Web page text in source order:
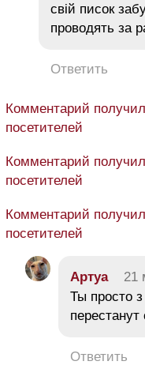
свій писок
проводять за
Ответить
Комментарий
посетителей
Комментарий
посетителей
Комментарий
посетителей
Aртуа 21
Ты просто
Ответить